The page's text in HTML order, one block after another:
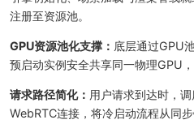
注册至资源池。
GPU资源池化支撑： 底层通过GPU
预启动实例安全共享同一物理GPU
请求路径简化： 用户请求到达时，
WebRTC连接，将冷启动流程从同